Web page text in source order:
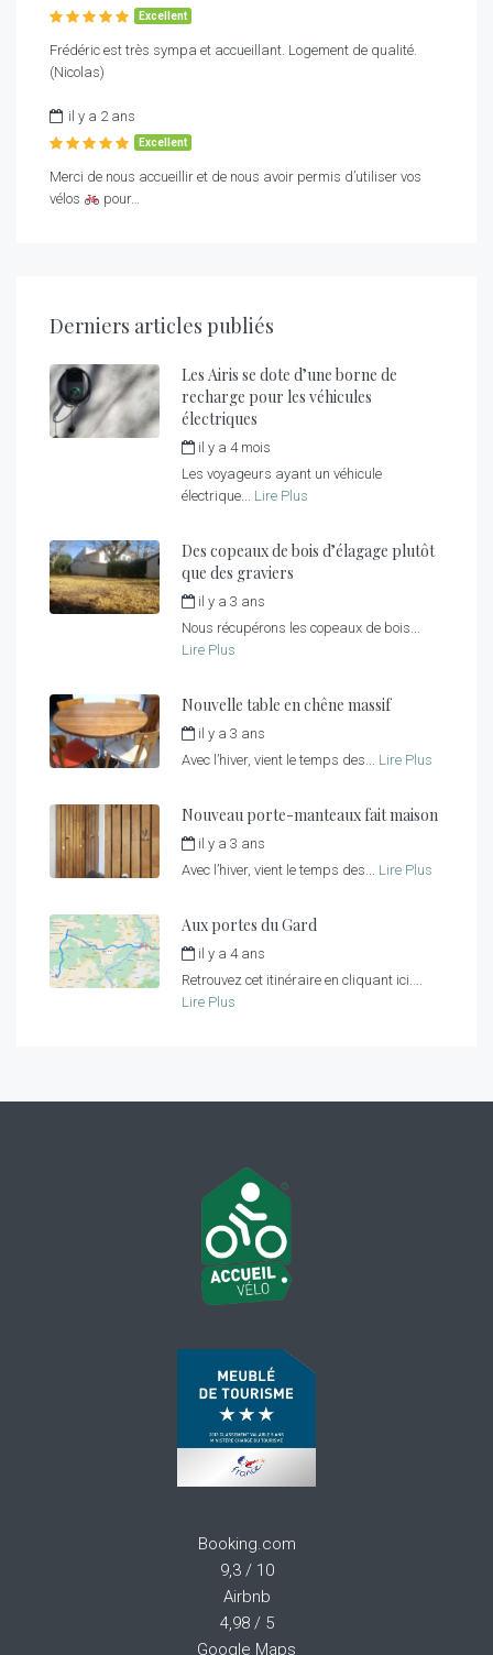
Excellent
Frédéric est très sympa et accueillant. Logement de qualité.
(Nicolas)
il y a 2 ans
Excellent
Merci de nous accueillir et de nous avoir permis d’utiliser vos
vélos
pour…
Derniers articles publiés
Les Airis se dote d’une borne de
recharge pour les véhicules
électriques
il y a 4 mois
Les voyageurs ayant un véhicule
électrique... Lire Plus
Des copeaux de bois d’élagage plutôt
que des graviers
il y a 3 ans
Nous récupérons les copeaux de bois...
Lire Plus
Nouvelle table en chêne massif
il y a 3 ans
Avec l’hiver, vient le temps des... Lire Plus
Nouveau porte-manteaux fait maison
il y a 3 ans
Avec l’hiver, vient le temps des... Lire Plus
Aux portes du Gard
il y a 4 ans
Retrouvez cet itinéraire en cliquant ici....
Lire Plus
Booking.com
9,3 / 10
Airbnb
4,98 / 5
Google Maps